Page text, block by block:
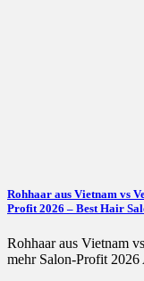
Rohhaar aus Vietnam vs
Profit 2026 – Best Hair
Rohhaar aus Vietnam
mehr Salon-Profit 2026